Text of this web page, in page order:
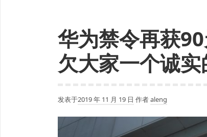
华为禁令再获
欠大家一个诚
发表于2019 年 11 月 19 日 作者aleng